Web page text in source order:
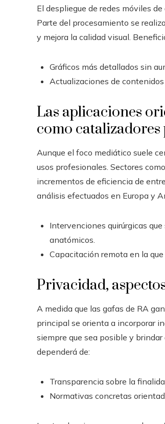
El despliegue de redes móviles
Parte del procesamiento se
y mejora la calidad visual.
Gráficos más detallados sin
Actualizaciones de
Las aplicaciones
como
Aunque el foco mediático suele
usos profesionales. Sectores
incrementos de eficiencia de
análisis efectuados en Europa y
Intervenciones quirúrgicas
anatómicos.
Capacitación remota en la
Privacidad,
A medida que las gafas de RA
principal se orienta a incorporar
siempre que sea posible y
dependerá de:
Transparencia sobre la
Normativas concretas